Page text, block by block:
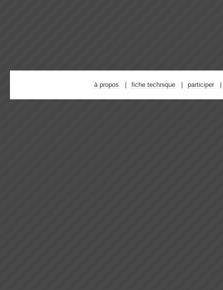
à propos fiche technique participer